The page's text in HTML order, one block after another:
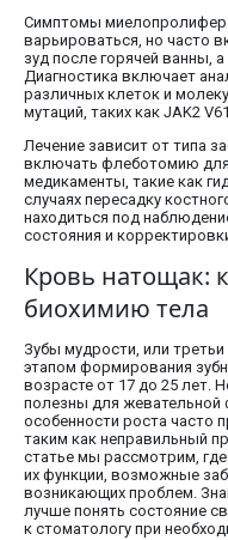
Симптомы
варьироваться, но часто
зуд после горячей ванны,
Диагностика включает
различных клеток и
мутаций, таких как JAK2
Лечение зависит от типа
включать флеботомию
медикаменты, такие как
случаях пересадку
находиться под
состояния и
Кровь натощак:
биохимию тела
Зубы мудрости, или
этапом формирования
возрасте от 17 до 25 лет.
полезны для жевательной
особенности роста часто
таким как неправильный
статье мы рассмотрим,
их функции, возможные
возникающих проблем.
лучше понять состояние
к стоматологу при